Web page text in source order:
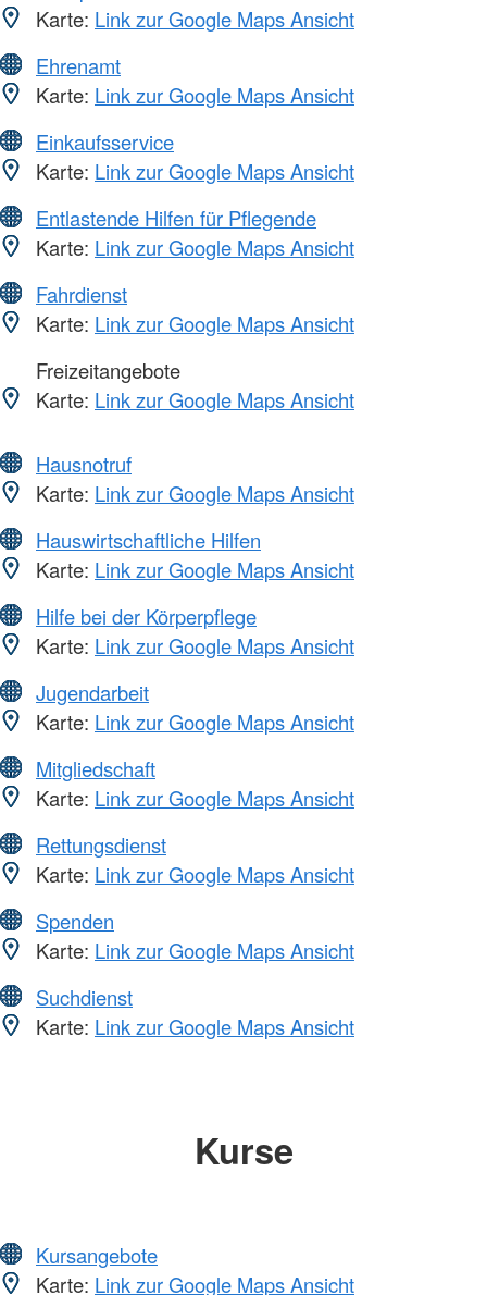
Karte: Link zur Google Maps Ansicht
Ehrenamt
Karte: Link zur Google Maps Ansicht
Einkaufsservice
Karte: Link zur Google Maps Ansicht
Entlastende Hilfen für Pflegende
Karte: Link zur Google Maps Ansicht
Fahrdienst
Karte: Link zur Google Maps Ansicht
Freizeitangebote
Karte: Link zur Google Maps Ansicht
Hausnotruf
Karte: Link zur Google Maps Ansicht
Hauswirtschaftliche Hilfen
Karte: Link zur Google Maps Ansicht
Hilfe bei der Körperpflege
Karte: Link zur Google Maps Ansicht
Jugendarbeit
Karte: Link zur Google Maps Ansicht
Mitgliedschaft
Karte: Link zur Google Maps Ansicht
Rettungsdienst
Karte: Link zur Google Maps Ansicht
Spenden
Karte: Link zur Google Maps Ansicht
Suchdienst
Karte: Link zur Google Maps Ansicht
Kurse
Kursangebote
Karte: Link zur Google Maps Ansicht